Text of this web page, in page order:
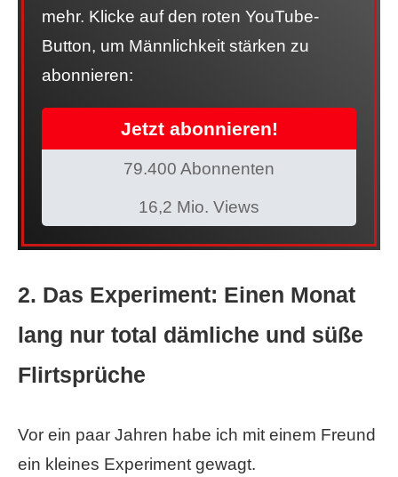
mehr. Klicke auf den roten YouTube-
Button, um Männlichkeit stärken zu
abonnieren:
Jetzt abonnieren!
79.400 Abonnenten
16,2 Mio. Views
2. Das Experiment: Einen Monat
lang nur total dämliche und süße
Flirtsprüche
Vor ein paar Jahren habe ich mit einem Freund
ein kleines Experiment gewagt.